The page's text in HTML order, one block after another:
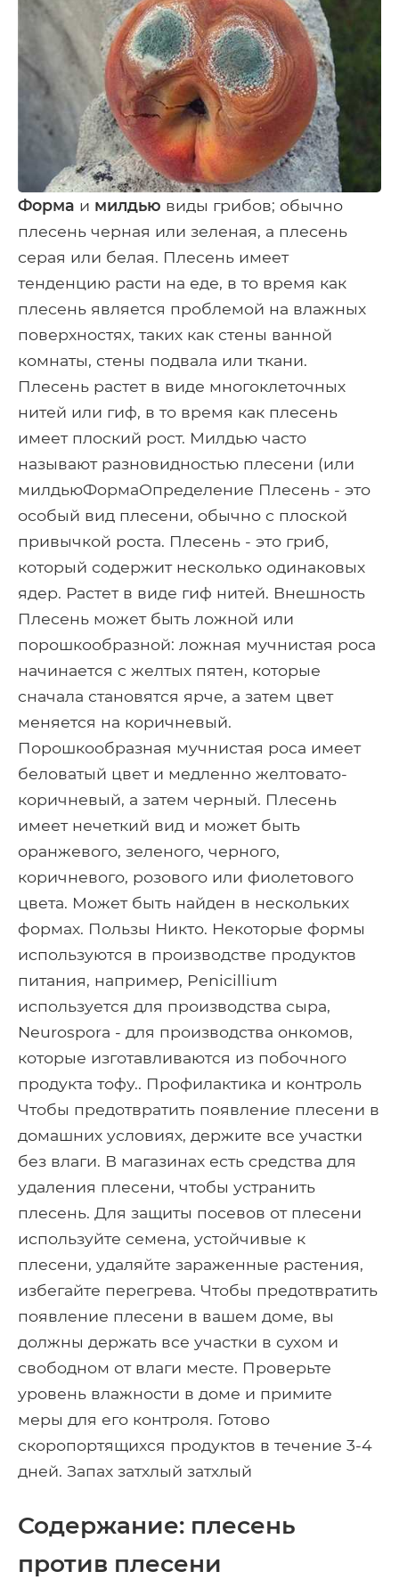
Форма и милдью виды грибов; обычно
плесень черная или зеленая, а плесень
серая или белая. Плесень имеет
тенденцию расти на еде, в то время как
плесень является проблемой на влажных
поверхностях, таких как стены ванной
комнаты, стены подвала или ткани.
Плесень растет в виде многоклеточных
нитей или гиф, в то время как плесень
имеет плоский рост. Милдью часто
называют разновидностью плесени (или
милдьюФормаОпределение Плесень - это
особый вид плесени, обычно с плоской
привычкой роста. Плесень - это гриб,
который содержит несколько одинаковых
ядер. Растет в виде гиф нитей. Внешность
Плесень может быть ложной или
порошкообразной: ложная мучнистая роса
начинается с желтых пятен, которые
сначала становятся ярче, а затем цвет
меняется на коричневый.
Порошкообразная мучнистая роса имеет
беловатый цвет и медленно желтовато-
коричневый, а затем черный. Плесень
имеет нечеткий вид и может быть
оранжевого, зеленого, черного,
коричневого, розового или фиолетового
цвета. Может быть найден в нескольких
формах. Пользы Никто. Некоторые формы
используются в производстве продуктов
питания, например, Penicillium
используется для производства сыра,
Neurospora - для производства онкомов,
которые изготавливаются из побочного
продукта тофу.. Профилактика и контроль
Чтобы предотвратить появление плесени в
домашних условиях, держите все участки
без влаги. В магазинах есть средства для
удаления плесени, чтобы устранить
плесень. Для защиты посевов от плесени
используйте семена, устойчивые к
плесени, удаляйте зараженные растения,
избегайте перегрева. Чтобы предотвратить
появление плесени в вашем доме, вы
должны держать все участки в сухом и
свободном от влаги месте. Проверьте
уровень влажности в доме и примите
меры для его контроля. Готово
скоропортящихся продуктов в течение 3-4
дней. Запах затхлый затхлый
Содержание: плесень
против плесени